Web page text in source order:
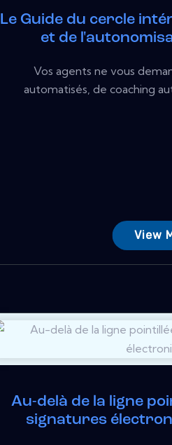
Le Guide du cercle
et de
Vos agents ne vous
automatisés, de coaching
View
Au-delà de la ligne
signatures